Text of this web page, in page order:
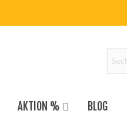
AKTION % BLOG